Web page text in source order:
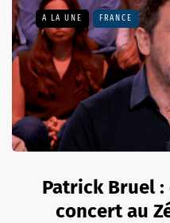
A LA UNE FRANCE
Patrick Bruel
concert au